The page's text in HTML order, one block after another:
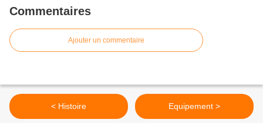
Commentaires
Ajouter un commentaire
< Histoire Equipement >